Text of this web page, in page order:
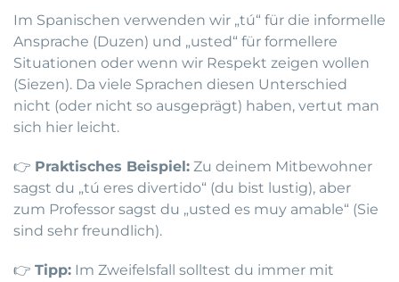
Im Spanischen verwenden wir „tú“ für die informelle
Ansprache (Duzen) und „usted“ für formellere
Situationen oder wenn wir Respekt zeigen wollen
(Siezen). Da viele Sprachen diesen Unterschied
nicht (oder nicht so ausgeprägt) haben, vertut man
sich hier leicht.
👉 Praktisches Beispiel: Zu deinem Mitbewohner
sagst du „tú eres divertido“ (du bist lustig), aber
zum Professor sagst du „usted es muy amable“ (Sie
sind sehr freundlich).
👉 Tipp: Im Zweifelsfall solltest du immer mit